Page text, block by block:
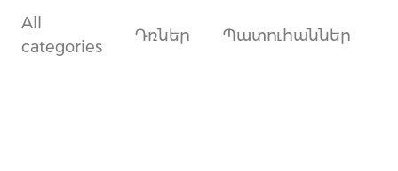
ԴՌՆԵՐ
All
categories
Դռներ Պատուհաններ